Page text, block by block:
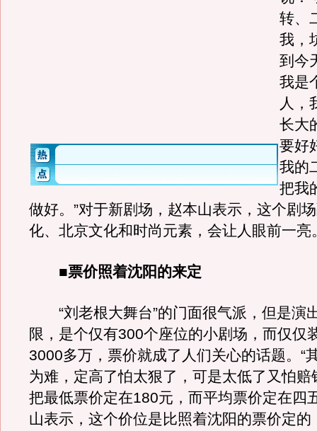
转、
我，
到今
我是
人，
长大
要好
我的
把我
做好。”对于新剧场，赵本山表示，这个剧
化、北京文化和时尚元素，会让人眼前一亮
■票价照着沈阳的来定
“刘老根大舞台”的门面很气派，但是演
限，是个仅有300个座位的小剧场，而仅仅
3000多万，票价就成了人们关心的话题。“
为难，定高了怕太狠了，可是太低了又怕赔
把最低票价定在180元，而平均票价定在四
山表示，这个价位是比照着沈阳的票价定的